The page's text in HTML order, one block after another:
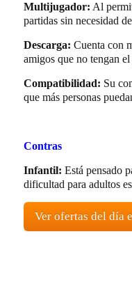
Multijugador: Al
partidas sin necesidad
Descarga: Cuenta con
amigos que no tengan
Compatibilidad: Su
que más personas
Contras
Infantil: Está pensado
dificultad para adultos
Ver ofertas del día